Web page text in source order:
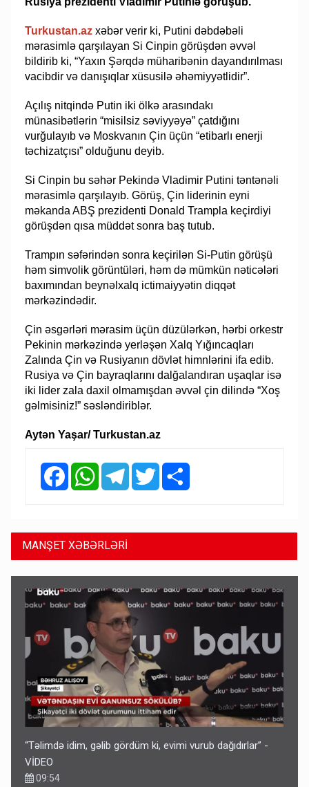
Turkustan.azxəbər verir ki, Putini dəbdəbəli
mərasimlə qarşılayan Si Cinpin görüşdən əvvəl
bildirib ki, “Yaxın Şərqdə müharibənin dayandırılması
vacibdir və danışıqlar xüsusilə əhəmiyyətlidir”.
Açılış nitqində Putin iki ölkə arasındakı
münasibətlərin “misilsiz səviyyəyə” çatdığını
vurğulayıb və Moskvanın Çin üçün “etibarlı enerji
təchizatçısı” olduğunu deyib.
Si Cinpin bu səhər Pekində Vladimir Putini təntənəli
mərasimlə qarşılayıb. Görüş, Çin liderinin eyni
məkanda ABŞ prezidenti Donald Trampla keçirdiyi
görüşdən qısa müddət sonra baş tutub.
Trampın səfərindən sonra keçirilən Si-Putin görüşü
həm simvolik görüntüləri, həm də mümkün nəticələri
baxımından beynəlxalq ictimaiyyətin diqqət
mərkəzindədir.
Çin əsgərləri mərasim üçün düzülərkən, hərbi orkestr
Pekinin mərkəzində yerləşən Xalq Yığıncaqları
Zalında Çin və Rusiyanın dövlət himnlərini ifa edib.
Rusiya və Çin bayraqlarını dalğalandıran uşaqlar isə
iki lider zala daxil olmamışdan əvvəl çin dilində “Xoş
gəlmisiniz!” səsləndiriblər.
Aytən Yaşar/ Turkustan.az
FacebookWhatsAppTelegramTwitter
MANŞET XƏBƏRLƏRİ
“Təlimdə idim, gəlib gördüm ki, evimi vurub dağıdırlar” -
VİDEO
09:54